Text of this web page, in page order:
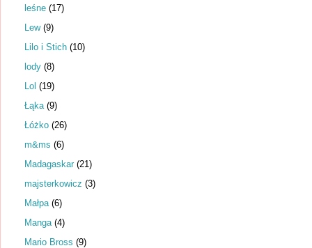
leśne (17)
Lew (9)
Lilo i Stich (10)
lody (8)
Lol (19)
Łąka (9)
Łóżko (26)
m&ms (6)
Madagaskar (21)
majsterkowicz (3)
Małpa (6)
Manga (4)
Mario Bross (9)